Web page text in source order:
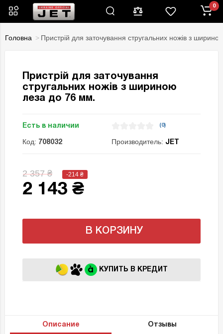
0
Головна Пристрій для заточування стругальних ножів з
Пристрій для заточування
стругальних ножів з шириною
леза до 76 мм.
Есть в наличии (0)
Код: 708032 Производитель: JET
2 357 ₴ -214 ₴
2 143 ₴
В КОРЗИНУ
КУПИТЬ В КРЕДИТ
Описание Отзывы